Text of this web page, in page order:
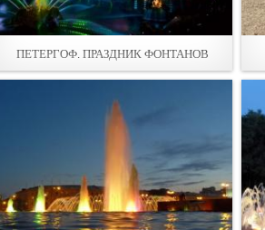
ПЕТЕРГОФ. ПРАЗДНИК ФОНТАНОВ